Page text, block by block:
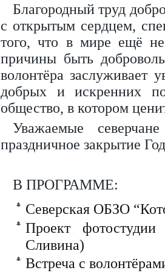
Благородный труд
с открытым сердцем,
того, что в мире ещё
причины быть
волонтёра заслуживает
добрых и искренних
общество, в котором
Уважаемые
праздничное закрытие
В ПРОГРАММЕ:
Северская ОБЗО
Проект
Сливина)
Встреча с